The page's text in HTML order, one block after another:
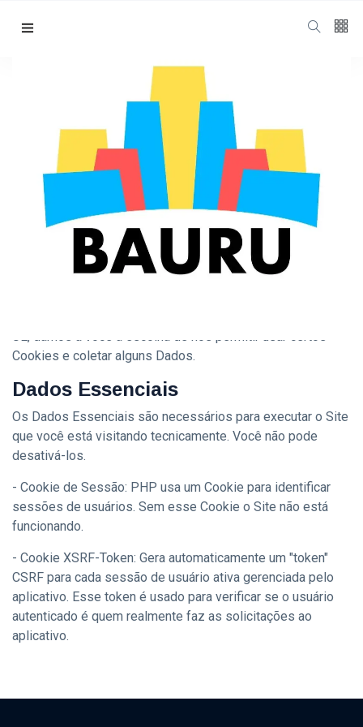
Política de Cookies
Home Política De Cookies
Consentimento de cookies da
UE, damos a você a escolha de nos permitir usar certos
Cookies e coletar alguns Dados.
Dados Essenciais
Os Dados Essenciais são necessários para executar o Site
que você está visitando tecnicamente. Você não pode
desativá-los.
- Cookie de Sessão: PHP usa um Cookie para identificar
sessões de usuários. Sem esse Cookie o Site não está
funcionando.
- Cookie XSRF-Token: Gera automaticamente um "token"
CSRF para cada sessão de usuário ativa gerenciada pelo
aplicativo. Esse token é usado para verificar se o usuário
autenticado é quem realmente faz as solicitações ao
aplicativo.